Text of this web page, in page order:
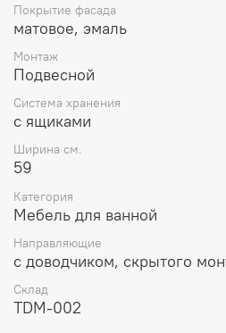
Покрытие фасада
матовое, эмаль
Монтаж
Подвесной
Система хранения
с ящиками
Ширина см.
59
Категория
Мебель для ванной
Направляющие
с доводчиком, скрытого
Склад
TDM-002